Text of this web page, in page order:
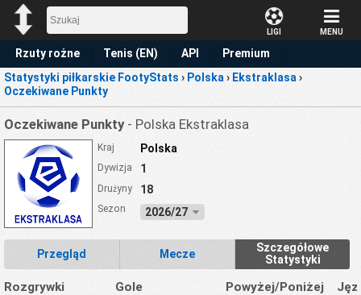
LIGI MENU
Rzuty rożne Tenis (EN) API Premium
Prognoza
Statystyki piłkarskie FootyStats › Polska › Ekstraklasa ›
Oczekiwane Punkty
Oczekiwane Punkty - Polska Ekstraklasa
Kraj Polska
Dywizja 1
Drużyny 18
Sezon 2026/27
Przegląd Mecze
Szczegółowe
Statystyki
Rozgrywki Gole Powyżej/Poniżej